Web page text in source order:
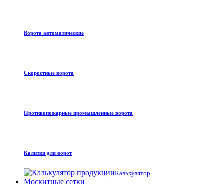
Ворота автоматические
Скоростные ворота
Противопожарные промышленные ворота
Калитки для ворот
Калькулятор
Москитные сетки